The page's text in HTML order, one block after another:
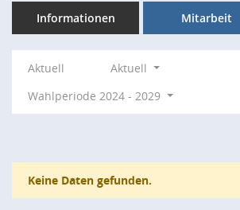
Informationen Mitarbeit
Aktuell
Aktuell
Wahlperiode 2024 - 2029
Keine Daten gefunden.